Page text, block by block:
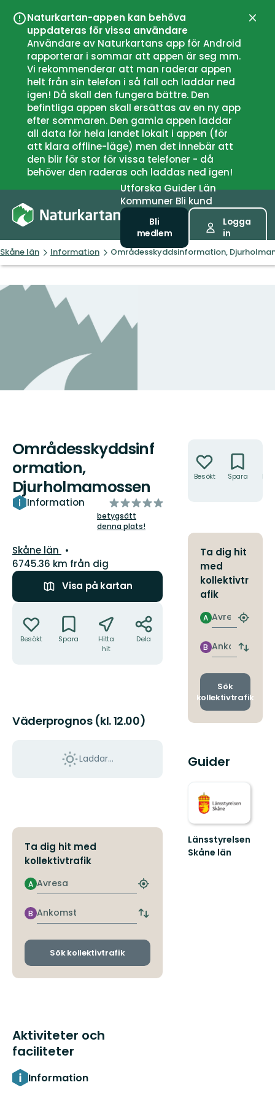
Naturkartan-appen kan behöva
uppdateras för vissa användare
Användare av Naturkartans app för Android
rapporterar i sommar att appen är seg mm.
Vi rekommenderar att man raderar appen
helt från sin telefon i så fall och laddar ned
igen! Då skall den fungera bättre. Den
befintliga appen skall ersättas av en ny app
efter sommaren. Den gamla appen laddar
all data för hela landet lokalt i appen (för
att klara offline-läge) men det innebär att
den blir för stor för vissa telefoner - då
behöver den raderas och laddas ned igen!
UtforskaGuiderLän
Kommuner Bli kund
Bli
medlem
Logga
in
Skåne län Information Områdesskyddsinformation,
Områdesskyddsinf
ormation,
Djurholmamossen
Information
av
5
stjärnor
betygsätt
denna plats!
Län:
Skåne län
6745.36 km från dig
Visa på kartan
Besökt Spara
Hitta
hit
Dela
Väderprognos (kl. 12.00)
Laddar...
Ta dig hit med
kollektivtrafik
Avresa
A
Hitta
hållplats
Ankomst
B
Byt
och
Sök kollektivtrafik
Aktiviteter och
faciliteter
Information
Besökt Spara
Ta dig hit
med
kollektivtr
afik
Avresa
A
Hitta
Ankomst
B
Byt
och
Sök
kollektivtrafik
Guider
Länsstyrelsen
Skåne län